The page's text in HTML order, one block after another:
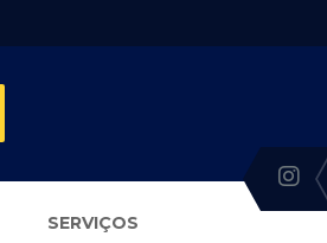
SERVIÇOS